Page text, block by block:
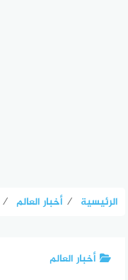
الرئيسية ⁄ أخبار العالم ⁄
أخبار العالم